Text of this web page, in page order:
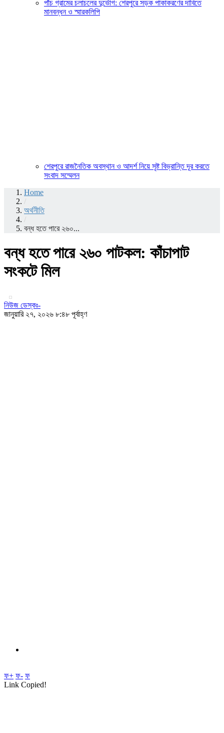
পাঁচ গ্রামের চলাচলের দুর্ভোগ: শেরপুরে সড়ক পাকাকরণের দাবিতে
মানবন্ধন ও স্মারকলিপি
শেরপুরে রাজনৈতিক অবস্থান ও আদর্শ নিয়ে সৃষ্ট বিভ্রান্তি দূর করতে
সংবাদ সম্মেলন
Home
/
অর্থনীতি
/
বন্ধ হতে পারে ২৬০...
বন্ধ হতে পারে ২৬০ পাটকল: কাঁচাপাট
সংকটে মিল
নিউজ ডেস্কঃ-
জানুয়ারি ২৭, ২০২৬ ৮:৪৮ পূর্বাহ্ণ
ফ+ ফ- ফ
Link Copied!